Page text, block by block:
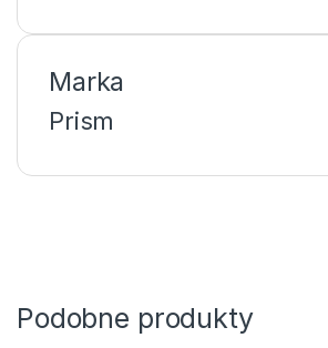
Marka
Prism
Podobne produkty